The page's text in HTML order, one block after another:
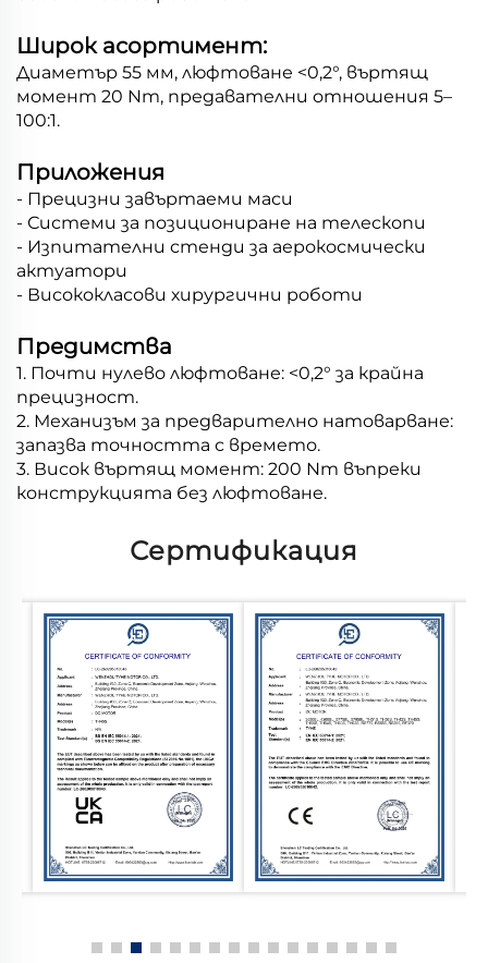
Широк асортимент:
Диаметър 55 мм, люфтоване <0,2°, въртящ
момент 20 Nm, предавателни отношения 5–
100:1.
Приложения
- Прецизни завъртаеми маси
- Системи за позициониране на телескопи
- Изпитателни стенди за аерокосмически
актуатори
- Висококласови хирургични роботи
Предимства
1. Почти нулево люфтоване: <0,2° за крайна
прецизност.
2. Механизъм за предварително натоварване:
запазва точността с времето.
3. Висок въртящ момент: 200 Nm въпреки
конструкцията без люфтоване.
Сертификация